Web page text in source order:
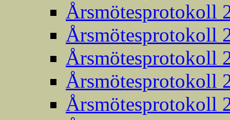
Årsmötesprotokoll
Årsmötesprotokoll
Årsmötesprotokoll
Årsmötesprotokoll
Årsmötesprotokoll